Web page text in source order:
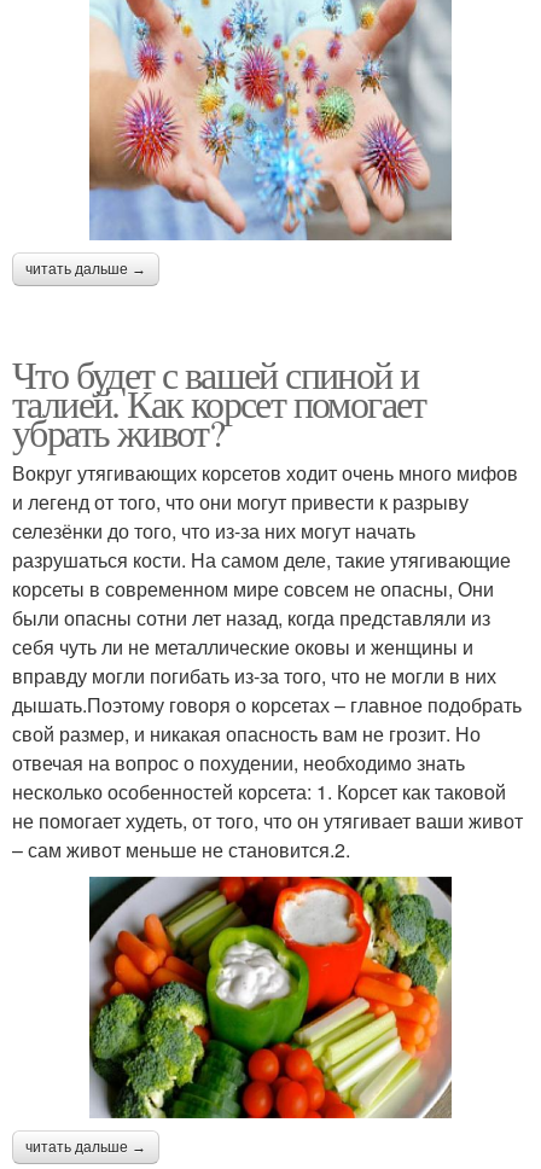
читать дальше →
Что будет с вашей спиной и
талией. Как корсет помогает
убрать живот?
Вокруг утягивающих корсетов ходит очень много мифов
и легенд от того, что они могут привести к разрыву
селезёнки до того, что из-за них могут начать
разрушаться кости. На самом деле, такие утягивающие
корсеты в современном мире совсем не опасны, Они
были опасны сотни лет назад, когда представляли из
себя чуть ли не металлические оковы и женщины и
вправду могли погибать из-за того, что не могли в них
дышать.Поэтому говоря о корсетах – главное подобрать
свой размер, и никакая опасность вам не грозит. Но
отвечая на вопрос о похудении, необходимо знать
несколько особенностей корсета: 1. Корсет как таковой
не помогает худеть, от того, что он утягивает ваши живот
– сам живот меньше не становится.2.
читать дальше →